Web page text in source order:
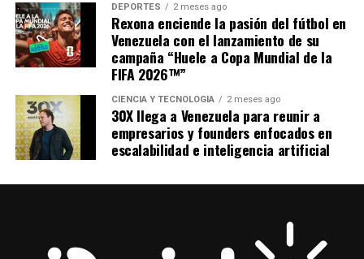
DEPORTES 2 meses ago
Rexona enciende la pasión del fútbol en
Venezuela con el lanzamiento de su
campaña “Huele a Copa Mundial de la
FIFA 2026™”
CIENCIA Y TECNOLOGÍA 2 meses ago
30X llega a Venezuela para reunir a
empresarios y founders enfocados en
escalabilidad e inteligencia artificial